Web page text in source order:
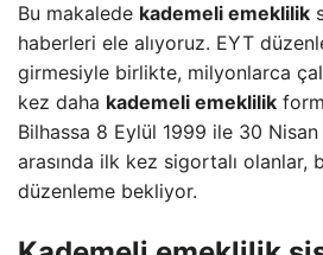
Bu makalede kademeli emeklilik
haberleri ele alıyoruz. EYT
girmesiyle birlikte, milyonlarca
kez daha kademeli emeklilik
Bilhassa 8 Eylül 1999 ile 30
arasında ilk kez sigortalı olanlar,
düzenleme bekliyor.